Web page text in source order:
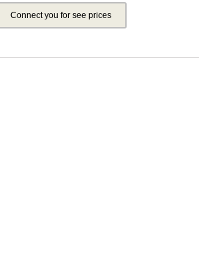
Connect you for see prices